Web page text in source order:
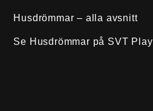
Husdrömmar – alla avsnitt
Se Husdrömmar på SVT Play